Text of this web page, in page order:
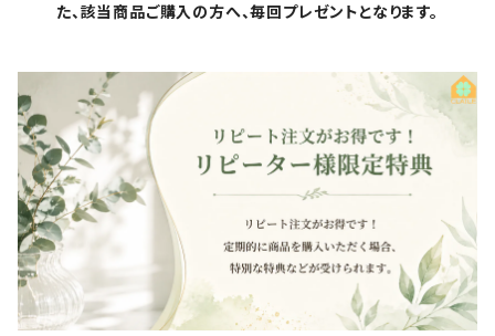
た、該当商品ご購入の方へ、毎回プレゼントとなります。